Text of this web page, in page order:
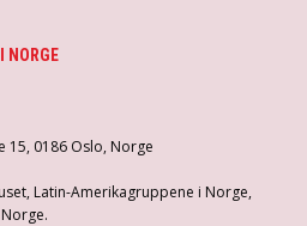
NORGE
15, 0186 Oslo, Norge
Latin-Amerikagruppene i Norge,